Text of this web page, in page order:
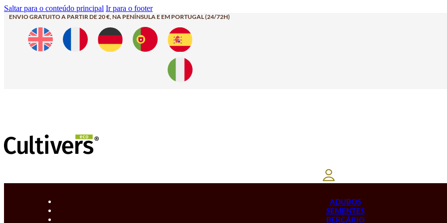
Saltar para o conteúdo principal Ir para o footer
ENVIO GRATUITO A PARTIR DE 20 €, NA PENÍNSULA E EM PORTUGAL (24/72H)
ADUBOS
SEMENTES
BERÇÁRIO